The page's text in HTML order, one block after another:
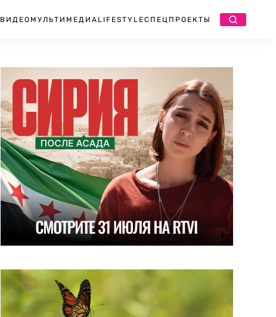
ВИДЕО МУЛЬТИМЕДИА LIFESTYLEСПЕЦПРОЕКТЫ